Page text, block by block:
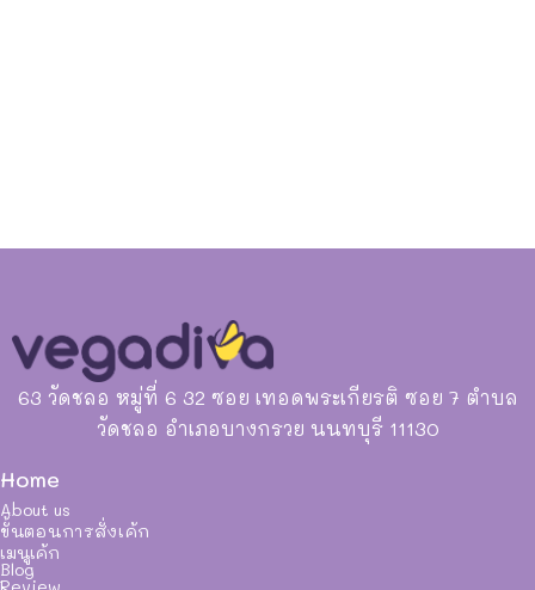
63 วัดชลอ หมู่ที่ 6 32 ซอย เทอดพระเกียรติ ซอย 7 ตำบล
วัดชลอ อำเภอบางกรวย นนทบุรี 11130
Home
About us
ขั้นตอนการสั่งเค้ก
เมนูเค้ก
Blog
Review